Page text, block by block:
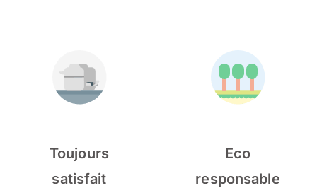
Toujours
satisfait
Eco
responsable